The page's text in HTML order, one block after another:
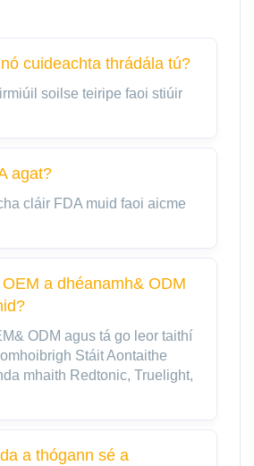
cuideachta thrádála tú?
soilse teiripe faoi stiúir
agat?
cláir FDA muid faoi aicme
a dhéanamh& ODM
ODM agus tá go leor taithí
Stáit Aontaithe
mhaith Redtonic, Truelight,
a thógann sé a